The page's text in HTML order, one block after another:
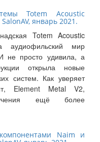
Totem Acoustic
январь 2021.
Totem Acoustic
аудиофильский мир
не просто удивила, а
открыла новые
систем. Как уверяет
Element Metal V2,
ещё более
Naim и